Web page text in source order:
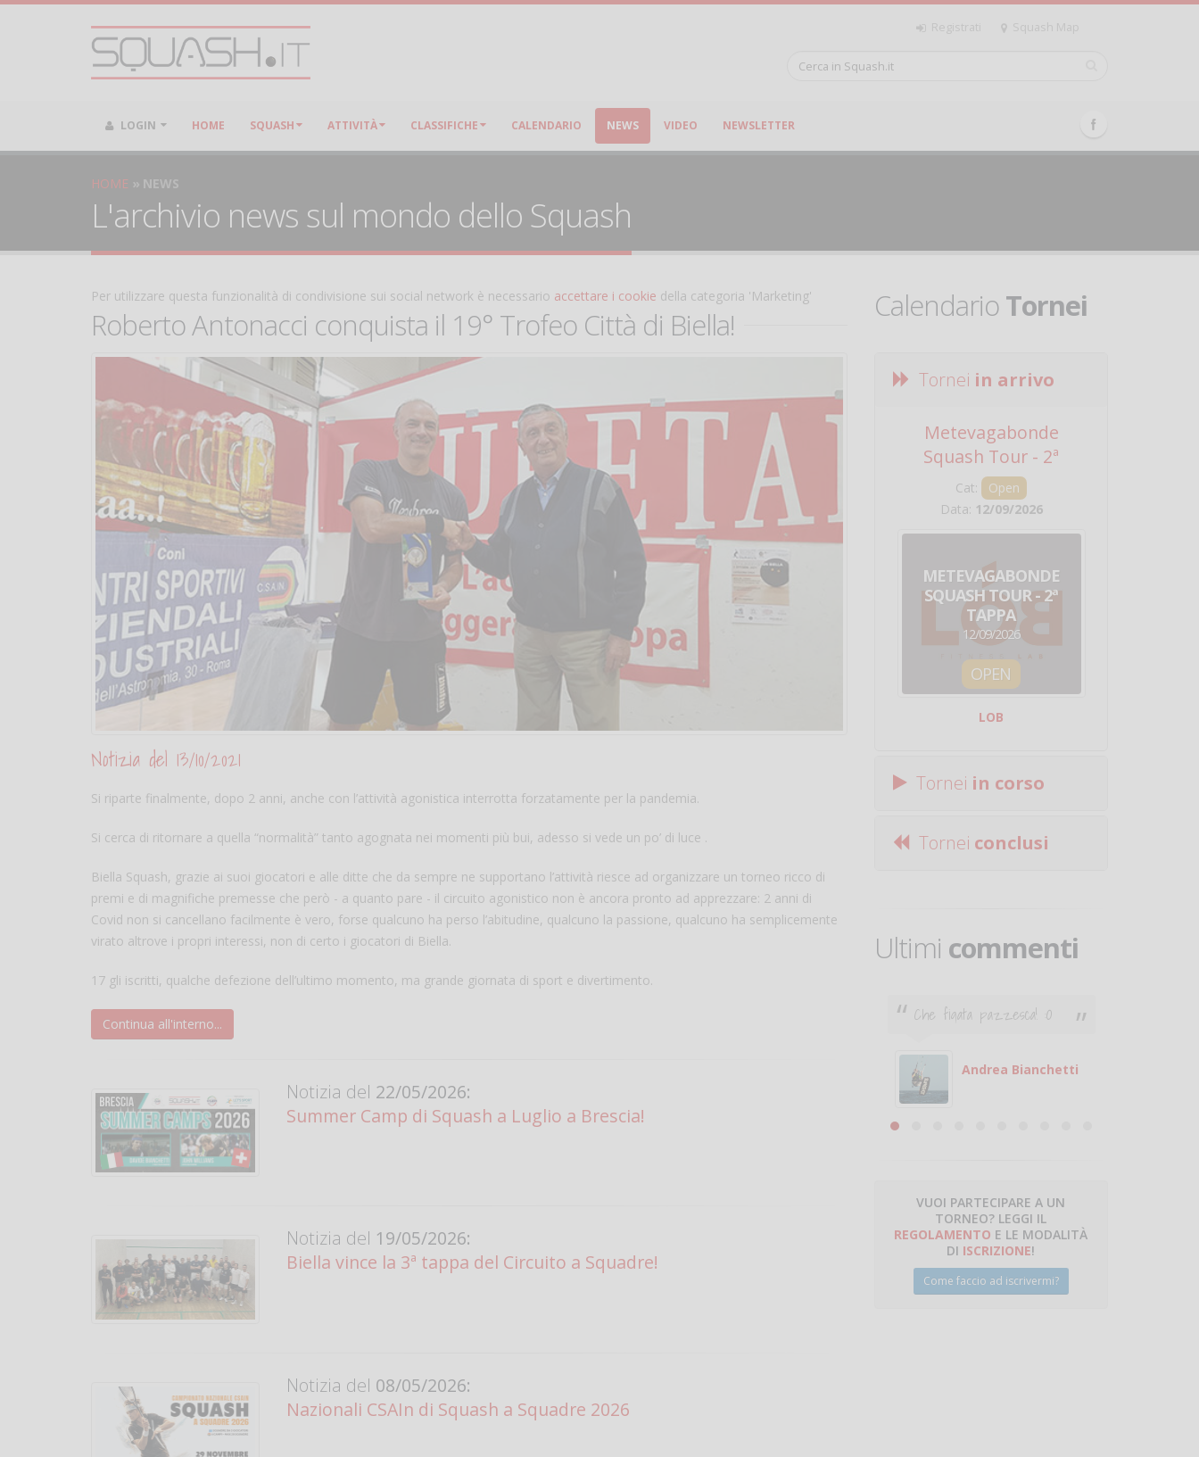
Registrati Squash Map
LOGIN HOME SQUASH ATTIVITÀ CLASSIFICHE CALENDARIO NEWS VIDEO NEWSLETTER
HOME NEWS
L'archivio news sul mondo dello Squash
Per utilizzare questa funzionalità di condivisione sui social network è necessario accettare i cookie della categoria 'Marketing'
Roberto Antonacci conquista il 19° Trofeo Città di Biella!
Notizia del 13/10/2021
Si riparte finalmente, dopo 2 anni, anche con l’attività agonistica interrotta forzatamente per la pandemia.
Si cerca di ritornare a quella “normalità” tanto agognata nei momenti più bui, adesso si vede un po’ di luce .
Biella Squash, grazie ai suoi giocatori e alle ditte che da sempre ne supportano l’attività riesce ad organizzare un torneo ricco di
premi e di magnifiche premesse che però - a quanto pare - il circuito agonistico non è ancora pronto ad apprezzare: 2 anni di
Covid non si cancellano facilmente è vero, forse qualcuno ha perso l’abitudine, qualcuno la passione, qualcuno ha semplicemente
virato altrove i propri interessi, non di certo i giocatori di Biella.
17 gli iscritti, qualche defezione dell’ultimo momento, ma grande giornata di sport e divertimento.
Continua all'interno...
Notizia del 22/05/2026:
Summer Camp di Squash a Luglio a Brescia!
Notizia del 19/05/2026:
Biella vince la 3ª tappa del Circuito a Squadre!
Notizia del 08/05/2026:
Nazionali CSAIn di Squash a Squadre 2026
CalendarioTornei
Tornei in arrivo
Metevagabonde
Squash Tour - 2ª
Tappa
Cat:
Open
Data: 12/09/2026
METEVAGABONDE
SQUASH TOUR - 2ª
TAPPA
12/09/2026
OPEN
LOB
Tornei in corso
Tornei conclusi
Ultimi commenti
Che figata pazzesca! :O
Andrea Bianchetti
VUOI PARTECIPARE A UN
TORNEO? LEGGI IL
REGOLAMENTO E LE MODALITÀ
DI ISCRIZIONE!
Come faccio ad iscrivermi?